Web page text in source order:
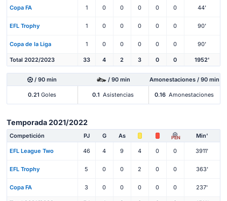
Copa FA 1 0 0 0 0 0 44'
EFL Trophy 1 0 0 0 0 0 90'
Copa de la Liga 1 0 0 0 0 0 90'
Total 2022/2023 33 4 2 3 0 0 1952'
/ 90 min / 90 min Amonestaciones / 90 min
0.21 Goles 0.1 Asistencias 0.16 Amonestaciones
Temporada 2021/2022
Competición PJ G As PEN Min'
EFL League Two 46 4 9 4 0 0 3911'
EFL Trophy 5 0 0 2 0 0 363'
Copa FA 3 0 0 0 0 0 237'